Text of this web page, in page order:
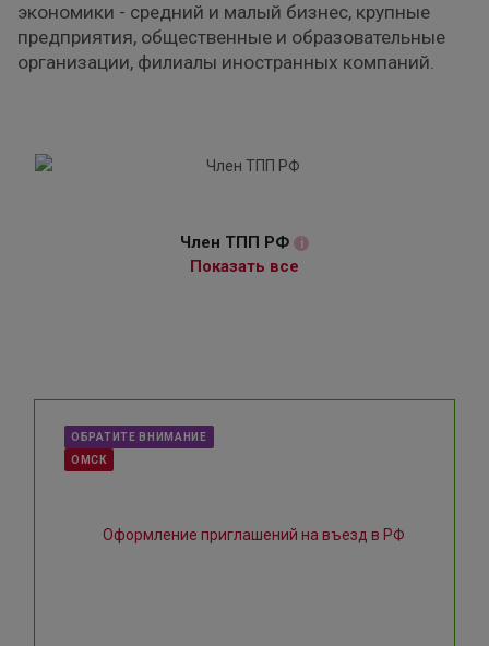
экономики - средний и малый бизнес, крупные
предприятия, общественные и образовательные
организации, филиалы иностранных компаний.
Член ТПП РФ i
Показать все
ОБРАТИТЕ ВНИМАНИЕ
ОМСК